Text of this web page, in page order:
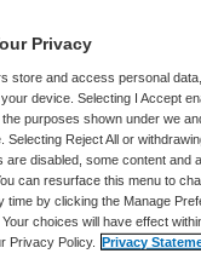
het boek
Duitsland, Japan
bestaat een
CPB-
de vergelijking
Privacy
store and access personal
device. Selecting I Accept
purposes shown under we
Selecting Reject All or
are disabled, some content and
can resurface this menu to
time by clicking the Manage
choices will have effect
Privacy Policy.
Privacy